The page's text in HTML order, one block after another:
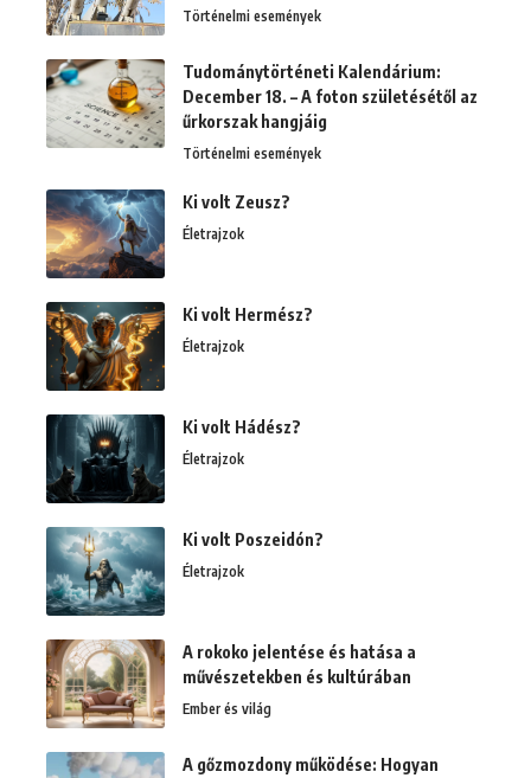
Történelmi események
Tudománytörténeti Kalendárium:
December 18. – A foton születésétől az
űrkorszak hangjáig
Történelmi események
Ki volt Zeusz?
Életrajzok
Ki volt Hermész?
Életrajzok
Ki volt Hádész?
Életrajzok
Ki volt Poszeidón?
Életrajzok
A rokoko jelentése és hatása a
művészetekben és kultúrában
Ember és világ
A gőzmozdony működése: Hogyan